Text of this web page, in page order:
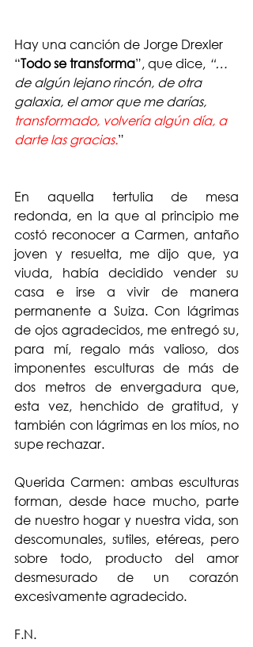
Hay una canción de Jorge Drexler
“Todo se transforma”, que dice, “…
de algún lejano rincón, de otra
galaxia, el amor que me darías,
transformado, volvería algún día, a
darte las gracias.”
En aquella tertulia de mesa
redonda, en la que al principio me
costó reconocer a Carmen, antaño
joven y resuelta, me dijo que, ya
viuda, había decidido vender su
casa e irse a vivir de manera
permanente a Suiza. Con lágrimas
de ojos agradecidos, me entregó su,
para mí, regalo más valioso, dos
imponentes esculturas de más de
dos metros de envergadura que,
esta vez, henchido de gratitud, y
también con lágrimas en los míos, no
supe rechazar.
Querida Carmen: ambas esculturas
forman, desde hace mucho, parte
de nuestro hogar y nuestra vida, son
descomunales, sutiles, etéreas, pero
sobre todo, producto del amor
desmesurado de un corazón
excesivamente agradecido.
F.N.